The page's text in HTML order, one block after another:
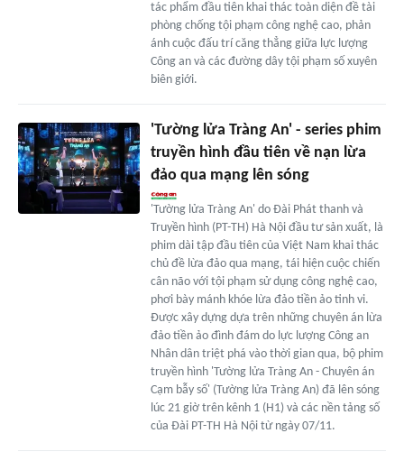
tác phẩm đầu tiên khai thác toàn diện đề tài
phòng chống tội phạm công nghệ cao, phản
ánh cuộc đấu trí căng thẳng giữa lực lượng
Công an và các đường dây tội phạm số xuyên
biên giới.
'Tường lửa Tràng An' - series phim
truyền hình đầu tiên về nạn lừa
đảo qua mạng lên sóng
'Tường lửa Tràng An' do Đài Phát thanh và
Truyền hình (PT-TH) Hà Nội đầu tư sản xuất, là
phim dài tập đầu tiên của Việt Nam khai thác
chủ đề lừa đảo qua mạng, tái hiện cuộc chiến
cân não với tội phạm sử dụng công nghệ cao,
phơi bày mánh khóe lừa đảo tiền ảo tinh vi.
Được xây dựng dựa trên những chuyên án lừa
đảo tiền ảo đình đám do lực lượng Công an
Nhân dân triệt phá vào thời gian qua, bộ phim
truyền hình 'Tường lửa Tràng An - Chuyên án
Cạm bẫy số' (Tường lửa Tràng An) đã lên sóng
lúc 21 giờ trên kênh 1 (H1) và các nền tảng số
của Đài PT-TH Hà Nội từ ngày 07/11.